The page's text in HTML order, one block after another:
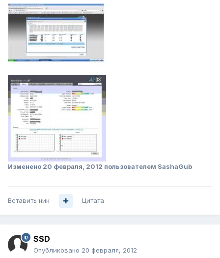
Изменено 20 февраля, 2012 пользователем SashaGub
Вставить ник Цитата
SSD
Опубликовано 20 февраля, 2012